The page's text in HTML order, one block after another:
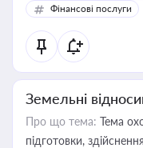
Фінансові послуги
Земельні
Про що тема: Тема
підготовки,